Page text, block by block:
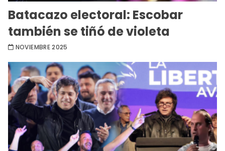
Batacazo electoral: Escobar
también se tiñó de violeta
NOVIEMBRE 2025